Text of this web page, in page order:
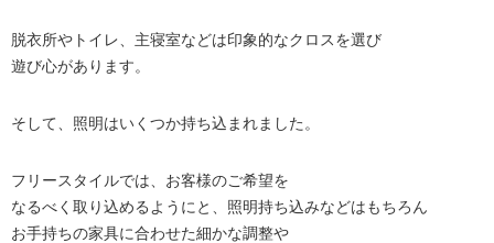
脱衣所やトイレ、主寝室などは印象的なクロスを選び
遊び心があります。
そして、照明はいくつか持ち込まれました。
フリースタイルでは、お客様のご希望を
なるべく取り込めるようにと、照明持ち込みなどはもちろん
お手持ちの家具に合わせた細かな調整や